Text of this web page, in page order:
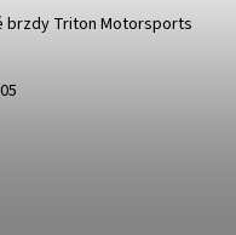
brzdy Triton Motorsports